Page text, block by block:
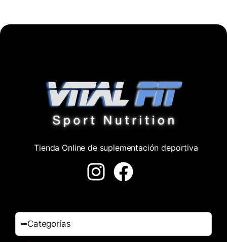
Tienda Online de suplementación deportiva
Categorías